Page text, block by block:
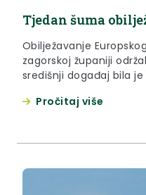
Tjedan šuma
Obilježavanje
zagorskoj županiji
središnji događaj bila
Pročitaj više